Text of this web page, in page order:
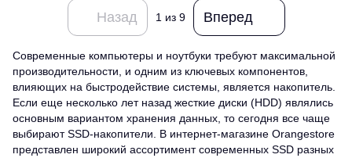
Назад 1из 9 Вперед
Современные компьютеры и ноутбуки требуют максимальной
производительности, и одним из ключевых компонентов,
влияющих на быстродействие системы, является накопитель.
Если еще несколько лет назад жесткие диски (HDD) являлись
основным вариантом хранения данных, то сегодня все чаще
выбирают SSD-накопители. В интернет-магазине Orangestore
представлен широкий ассортимент современных SSD разных